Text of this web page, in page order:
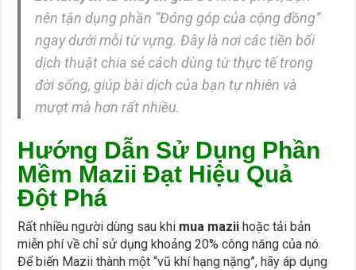
nên tận dụng phần “Đóng góp của cộng đồng”
ngay dưới mỗi từ vựng. Đây là nơi các tiền bối
dịch thuật chia sẻ cách dùng từ thực tế trong
đời sống, giúp bài dịch của bạn tự nhiên và
mượt mà hơn rất nhiều.
Hướng Dẫn Sử Dụng Phần
Mềm Mazii Đạt Hiệu Quả
Đột Phá
Rất nhiều người dùng sau khi mua mazii hoặc tải bản
miễn phí về chỉ sử dụng khoảng 20% công năng của nó.
Để biến Mazii thành một “vũ khí hạng nặng”, hãy áp dụng